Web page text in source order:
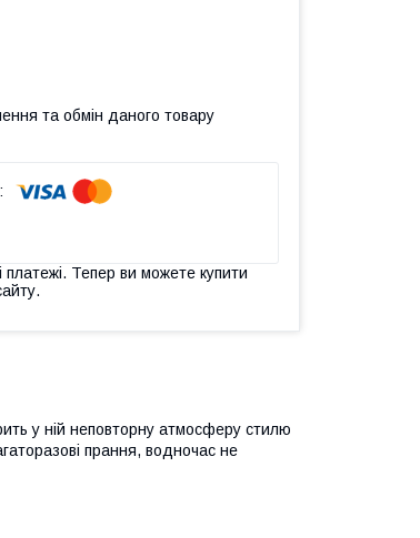
та обмін даного товару
платежі. Тепер ви можете купити
у ній неповторну атмосферу стилю
прання, водночас не